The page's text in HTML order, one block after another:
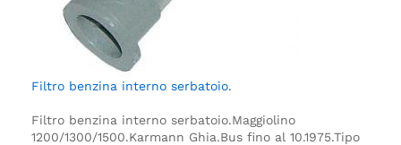
Filtro benzina interno serbatoio.
Filtro benzina interno serbatoio.Maggiolino
1200/1300/1500.Karmann Ghia.Bus fino al 10.1975.Tipo